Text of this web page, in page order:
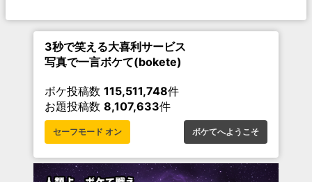
3秒で笑える大喜利サービス
写真で一言ボケて(bokete)
ボケ投稿数 115,511,748件
お題投稿数 8,107,633件
セーフモード オン ボケてへようこそ